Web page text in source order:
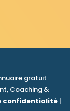
gratuit
Coaching &
confidentialité |